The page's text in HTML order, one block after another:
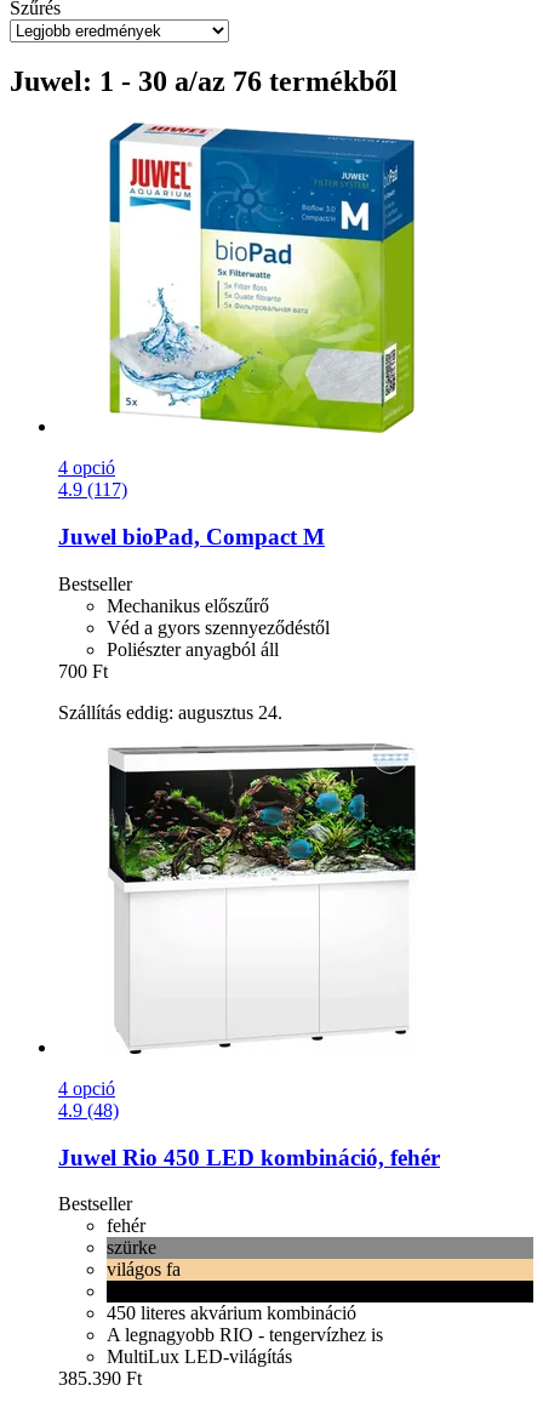
Szűrés
Juwel: 1 - 30 a/az 76 termékből
4 opció
4.9 (117)
Juwel bioPad, Compact M
Bestseller
Mechanikus előszűrő
Véd a gyors szennyeződéstől
Poliészter anyagból áll
700 Ft
Szállítás eddig: augusztus 24.
4 opció
4.9 (48)
Juwel Rio 450 LED kombináció, fehér
Bestseller
fehér
szürke
világos fa
450 literes akvárium kombináció
A legnagyobb RIO - tengervízhez is
MultiLux LED-világítás
385.390 Ft